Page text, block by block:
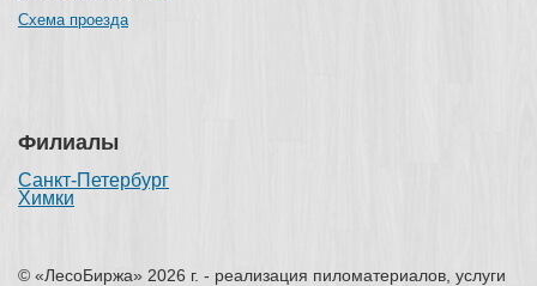
Схема проезда
Филиалы
Санкт-Петербург
Химки
© «ЛесоБиржа» 2026 г. - реализация пиломатериалов, услуги